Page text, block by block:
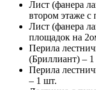
Лист (фанера
втором этаже с
Лист (фанера
площадок на
Перила
(Бриллиант) –
Перила
– 1 шт.